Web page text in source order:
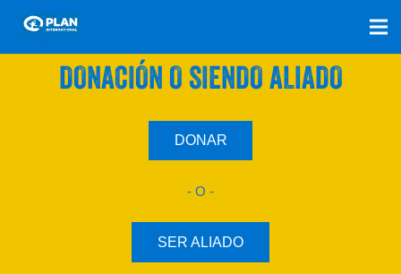
SÚMATE A NUESTRO PLAN CON UNA
DONACIÓN O SIENDO ALIADO
DONAR
- O -
SER ALIADO